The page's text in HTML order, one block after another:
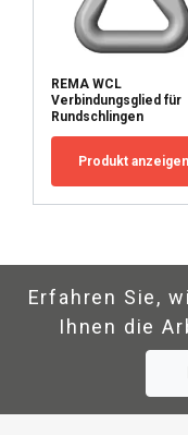
REMA WCL
Verbindungsglied für
Rundschlingen
Produkt anzeigen
Erfahren Sie,
Ihnen die
DETAILS